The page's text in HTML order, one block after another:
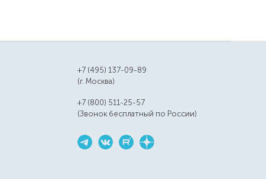
+7 (495) 137-09-89
(г. Москва)
+7 (800) 511-25-57
(Звонок бесплатный по России)